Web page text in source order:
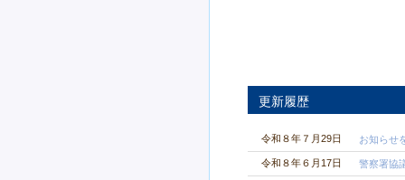
更新履歴
令和８年７月29日 お知らせ
令和８年６月17日 警察署協